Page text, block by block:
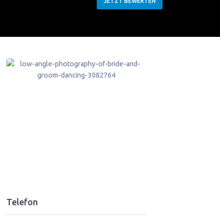
Telefon